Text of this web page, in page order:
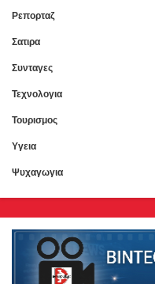
Ρεπορταζ
Σατιρα
Συνταγες
Τεχνολογια
Τουρισμος
Υγεια
Ψυχαγωγια